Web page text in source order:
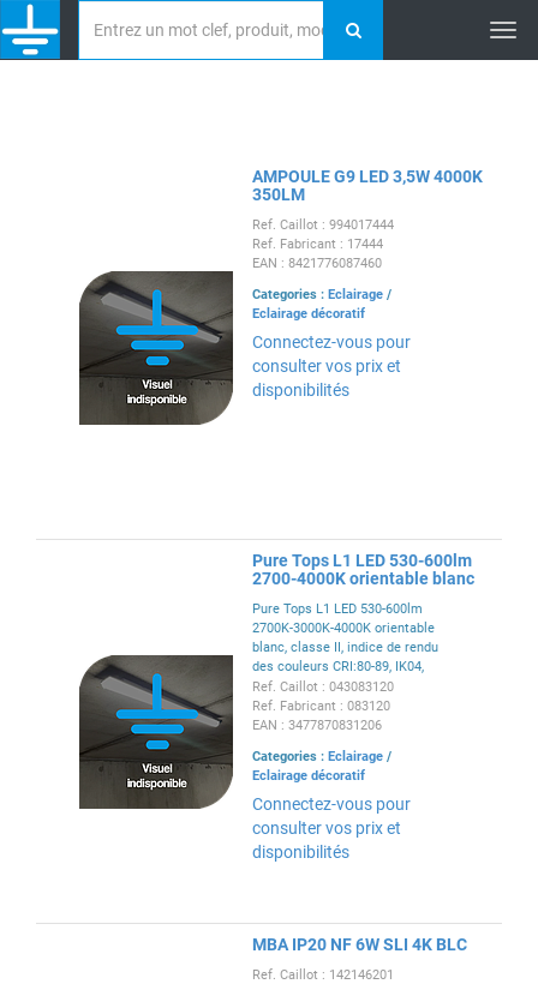
AMPOULE G9 LED 3,5W 4000K
350LM
Ref. Caillot : 994017444
Ref. Fabricant : 17444
EAN : 8421776087460
Categories : Eclairage /
Eclairage décoratif
Connectez-vous pour
consulter vos prix et
disponibilités
Pure Tops L1 LED 530-600lm
2700-4000K orientable blanc
Pure Tops L1 LED 530-600lm
2700K-3000K-4000K orientable
blanc, classe II, indice de rendu
des couleurs CRI:80-89, IK04,
IP65, angle de faisceau:faisceau
extensif 40-80°, puiss.:6 W,
efficience:100lm/W, montage au
Ref. Caillot : 043083120
Ref. Fabricant : 083120
EAN : 3477870831206
Categories : Eclairage /
Eclairage décoratif
Connectez-vous pour
consulter vos prix et
disponibilités
MBA IP20 NF 6W SLI 4K BLC
Ref. Caillot : 142146201